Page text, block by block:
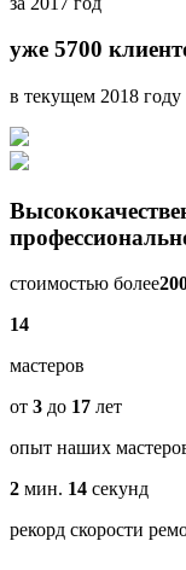
уже 5700
в текущем 2018 году
стоимостью более
14
мастеров
от 3 до 17 лет
опыт наших
2 мин. 14 секунд
рекорд скорости